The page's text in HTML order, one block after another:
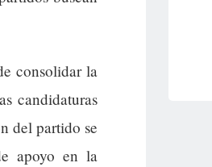
consolidar la
candidaturas
del partido se
apoyo en la